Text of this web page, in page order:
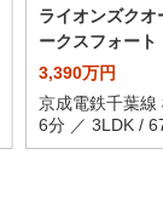
ライオンズクオ
ークスフォート
3,390万円
京成電鉄千葉線
6分 ／ 3LDK /